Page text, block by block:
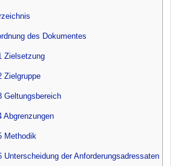
des Dokumentes
Zielsetzung
Zielgruppe
Geltungsbereich
Abgrenzungen
Methodik
Unterscheidung der Anforderungsadressaten